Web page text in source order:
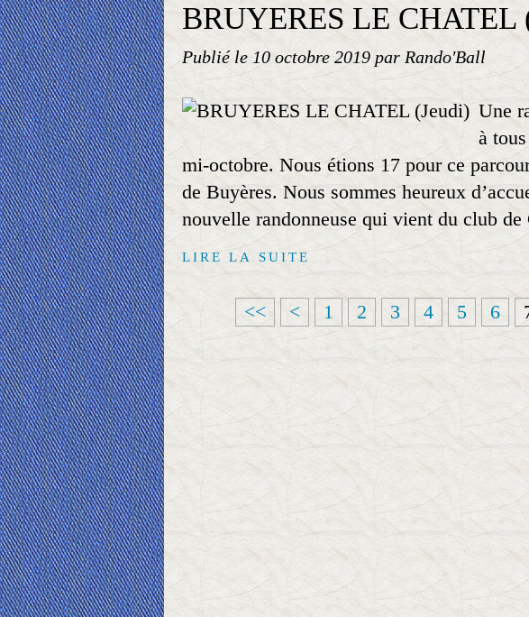
BRUYERES LE CHATEL
Publié le 10 octobre 2019 par Rando'Ball
Une
à
mi-octobre. Nous étions 17 pour ce
de Buyères. Nous sommes heureux
nouvelle randonneuse qui vient du club de
LIRE LA SUITE
<< < 1 2 3 4 5 6